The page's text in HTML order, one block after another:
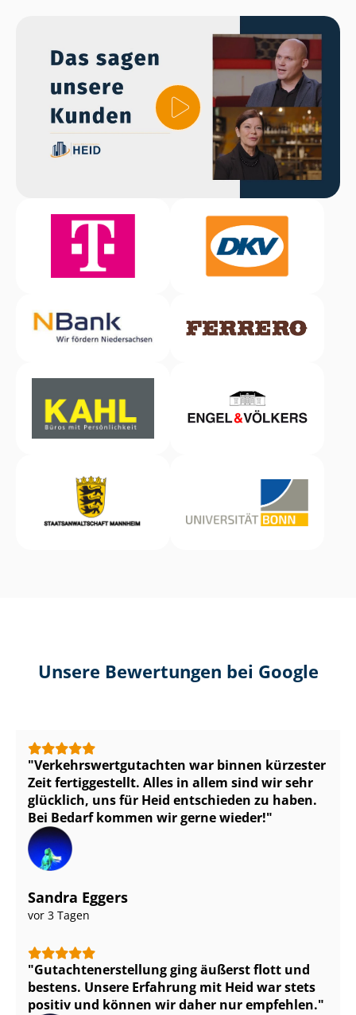
Unsere Bewertungen bei Google
Ver­kehrs­wert­gut­ach­ten war binnen kürzester
Zeit fertiggestellt. Alles in allem sind wir sehr
glücklich, uns für Heid entschieden zu haben.
Bei Bedarf kommen wir gerne wieder!
Sandra Eggers
vor 3 Tagen
Gut­ach­ten­er­stel­lung ging äußerst flott und
bestens. Unsere Erfahrung mit Heid war stets
positiv und können wir daher nur empfehlen.